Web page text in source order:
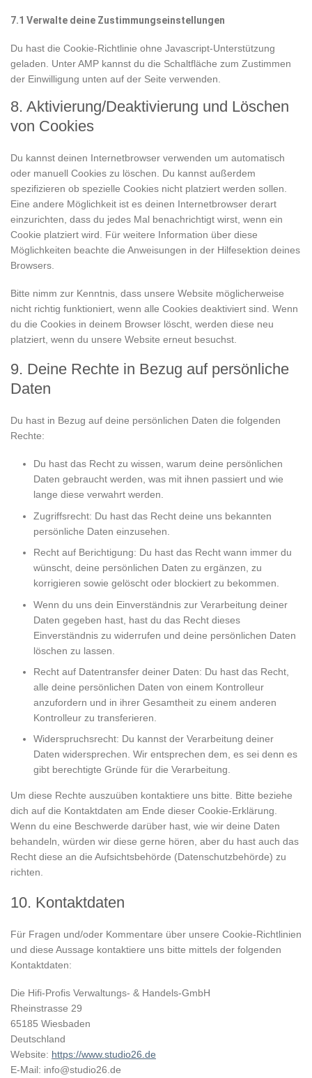
7.1 Verwalte deine Zustimmungseinstellungen
Du hast die Cookie-Richtlinie ohne Javascript-Unterstützung
geladen. Unter AMP kannst du die Schaltfläche zum Zustimmen
der Einwilligung unten auf der Seite verwenden.
8. Aktivierung/Deaktivierung und Löschen
von Cookies
Du kannst deinen Internetbrowser verwenden um automatisch
oder manuell Cookies zu löschen. Du kannst außerdem
spezifizieren ob spezielle Cookies nicht platziert werden sollen.
Eine andere Möglichkeit ist es deinen Internetbrowser derart
einzurichten, dass du jedes Mal benachrichtigt wirst, wenn ein
Cookie platziert wird. Für weitere Information über diese
Möglichkeiten beachte die Anweisungen in der Hilfesektion deines
Browsers.
Bitte nimm zur Kenntnis, dass unsere Website möglicherweise
nicht richtig funktioniert, wenn alle Cookies deaktiviert sind. Wenn
du die Cookies in deinem Browser löscht, werden diese neu
platziert, wenn du unsere Website erneut besuchst.
9. Deine Rechte in Bezug auf persönliche
Daten
Du hast in Bezug auf deine persönlichen Daten die folgenden
Rechte:
Du hast das Recht zu wissen, warum deine persönlichen
Daten gebraucht werden, was mit ihnen passiert und wie
lange diese verwahrt werden.
Zugriffsrecht: Du hast das Recht deine uns bekannten
persönliche Daten einzusehen.
Recht auf Berichtigung: Du hast das Recht wann immer du
wünscht, deine persönlichen Daten zu ergänzen, zu
korrigieren sowie gelöscht oder blockiert zu bekommen.
Wenn du uns dein Einverständnis zur Verarbeitung deiner
Daten gegeben hast, hast du das Recht dieses
Einverständnis zu widerrufen und deine persönlichen Daten
löschen zu lassen.
Recht auf Datentransfer deiner Daten: Du hast das Recht,
alle deine persönlichen Daten von einem Kontrolleur
anzufordern und in ihrer Gesamtheit zu einem anderen
Kontrolleur zu transferieren.
Widerspruchsrecht: Du kannst der Verarbeitung deiner
Daten widersprechen. Wir entsprechen dem, es sei denn es
gibt berechtigte Gründe für die Verarbeitung.
Um diese Rechte auszuüben kontaktiere uns bitte. Bitte beziehe
dich auf die Kontaktdaten am Ende dieser Cookie-Erklärung.
Wenn du eine Beschwerde darüber hast, wie wir deine Daten
behandeln, würden wir diese gerne hören, aber du hast auch das
Recht diese an die Aufsichtsbehörde (Datenschutzbehörde) zu
richten.
10. Kontaktdaten
Für Fragen und/oder Kommentare über unsere Cookie-Richtlinien
und diese Aussage kontaktiere uns bitte mittels der folgenden
Kontaktdaten:
Die Hifi-Profis Verwaltungs- & Handels-GmbH
Rheinstrasse 29
65185 Wiesbaden
Deutschland
Website: https://www.studio26.de
E-Mail: info@studio26.de